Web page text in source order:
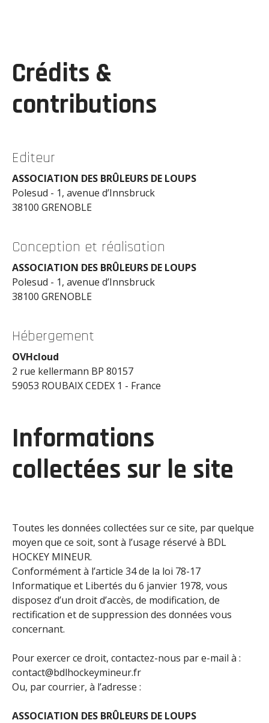
Crédits &
contributions
Editeur
ASSOCIATION DES BRÛLEURS DE LOUPS
Polesud - 1, avenue d’Innsbruck
38100 GRENOBLE
Conception et réalisation
ASSOCIATION DES BRÛLEURS DE LOUPS
Polesud - 1, avenue d’Innsbruck
38100 GRENOBLE
Hébergement
OVHcloud
2 rue kellermann BP 80157
59053 ROUBAIX CEDEX 1 - France
Informations
collectées sur le site
Toutes les données collectées sur ce site, par quelque
moyen que ce soit, sont à l’usage réservé à BDL
HOCKEY MINEUR.
Conformément à l’article 34 de la loi 78-17
Informatique et Libertés du 6 janvier 1978, vous
disposez d’un droit d’accès, de modification, de
rectification et de suppression des données vous
concernant.
Pour exercer ce droit, contactez-nous par e-mail à :
contact@bdlhockeymineur.fr
Ou, par courrier, à l’adresse :
ASSOCIATION DES BRÛLEURS DE LOUPS